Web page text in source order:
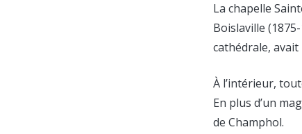
La chapelle
Boislaville
cathédrale, avait
À l’intérieur,
En plus d’un
de Champhol.